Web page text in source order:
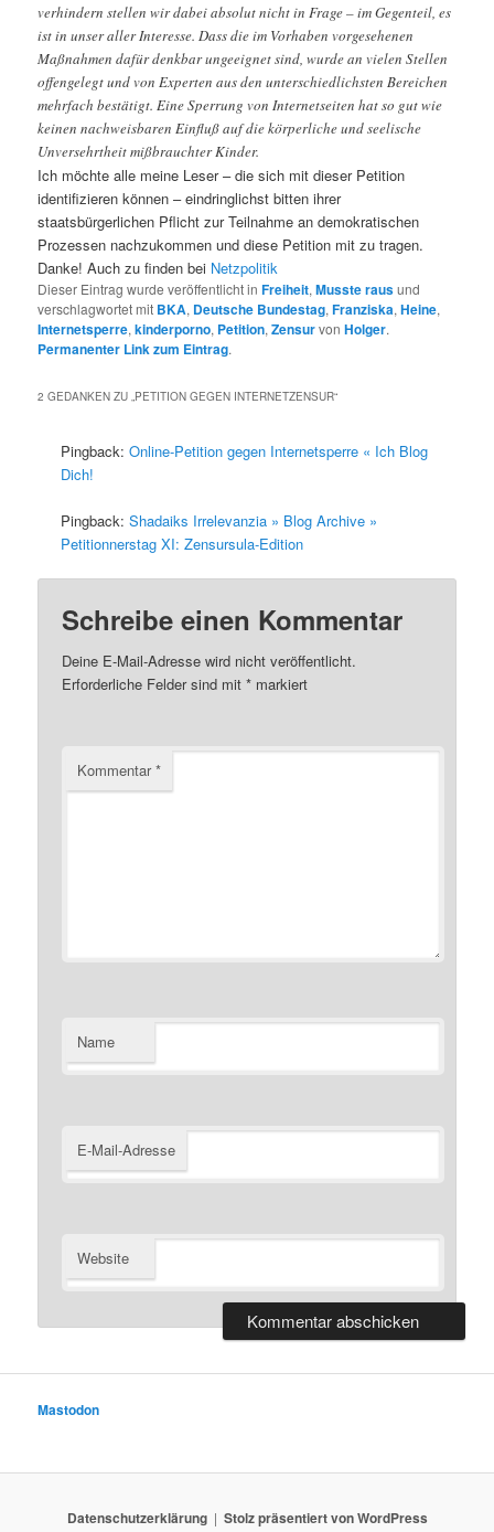
verhindern stellen wir dabei absolut nicht in Frage – im Gegenteil, es
ist in unser aller Interesse. Dass die im Vorhaben vorgesehenen
Maßnahmen dafür denkbar ungeeignet sind, wurde an vielen Stellen
offengelegt und von Experten aus den unterschiedlichsten Bereichen
mehrfach bestätigt. Eine Sperrung von Internetseiten hat so gut wie
keinen nachweisbaren Einfluß auf die körperliche und seelische
Unversehrtheit mißbrauchter Kinder.
Ich möchte alle meine Leser – die sich mit dieser Petition
identifizieren können – eindringlichst bitten ihrer
staatsbürgerlichen Pflicht zur Teilnahme an demokratischen
Prozessen nachzukommen und diese Petition mit zu tragen.
Danke! Auch zu finden bei Netzpolitik
Dieser Eintrag wurde veröffentlicht inFreiheit,Musste rausund
verschlagwortet mit BKA, Deutsche Bundestag,Franziska,Heine,
Internetsperre,kinderporno, Petition,ZensurvonHolger.
Permanenter Link zum Eintrag.
2 GEDANKEN ZU „PETITION GEGEN INTERNETZENSUR“
Pingback:Online-Petition gegen Internetsperre « Ich Blog
Dich!
Pingback:Shadaiks Irrelevanzia » Blog Archive »
Petitionnerstag XI: Zensursula-Edition
Schreibe einen Kommentar
Deine E-Mail-Adresse wird nicht veröffentlicht.
Erforderliche Felder sind mit* markiert
Kommentar*
Name
E-Mail-Adresse
Website
Mastodon
Datenschutzerklärung Stolz präsentiert von WordPress